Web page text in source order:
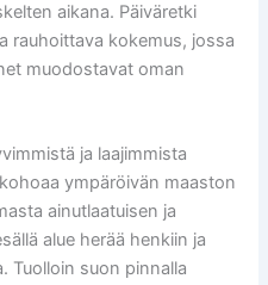
aikana. Päiväretki
rauhoittava kokemus, jossa
muodostavat oman
ja laajimmista
ympäröivän maaston
ainutlaatuisen ja
alue herää henkiin ja
Tuolloin suon pinnalla